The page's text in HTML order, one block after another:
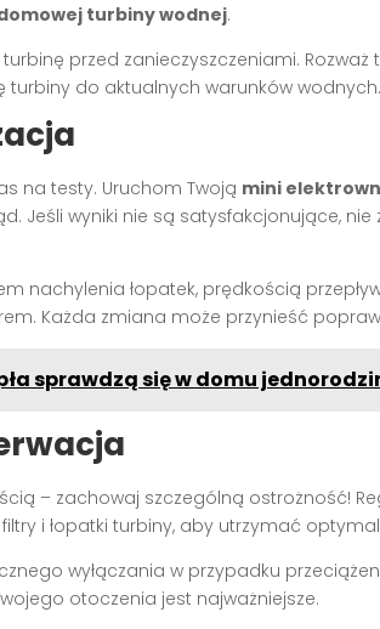
turbiny wodnej.
przed zanieczyszczeniami. Rozważ
turbiny do aktualnych warunków wodnych.
na testy. Uruchom Twoją mini
Jeśli wyniki nie są satysfakcjonujące, nie
nachylenia łopatek, prędkością
Każda zmiana może przynieść
sprawdzą się w domu
– zachowaj szczególną ostrożność!
i łopatki turbiny, aby utrzymać
wyłączania w przypadku
otoczenia jest najważniejsze.